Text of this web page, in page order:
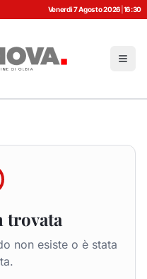
Venerdì 7 Agosto 2026 16:30
trovata
non esiste o è stata